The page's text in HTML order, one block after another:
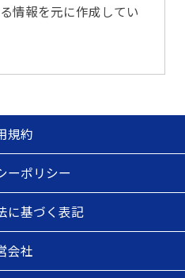
情報を元に作成してい
規約
ーポリシー
に基づく表記
会社